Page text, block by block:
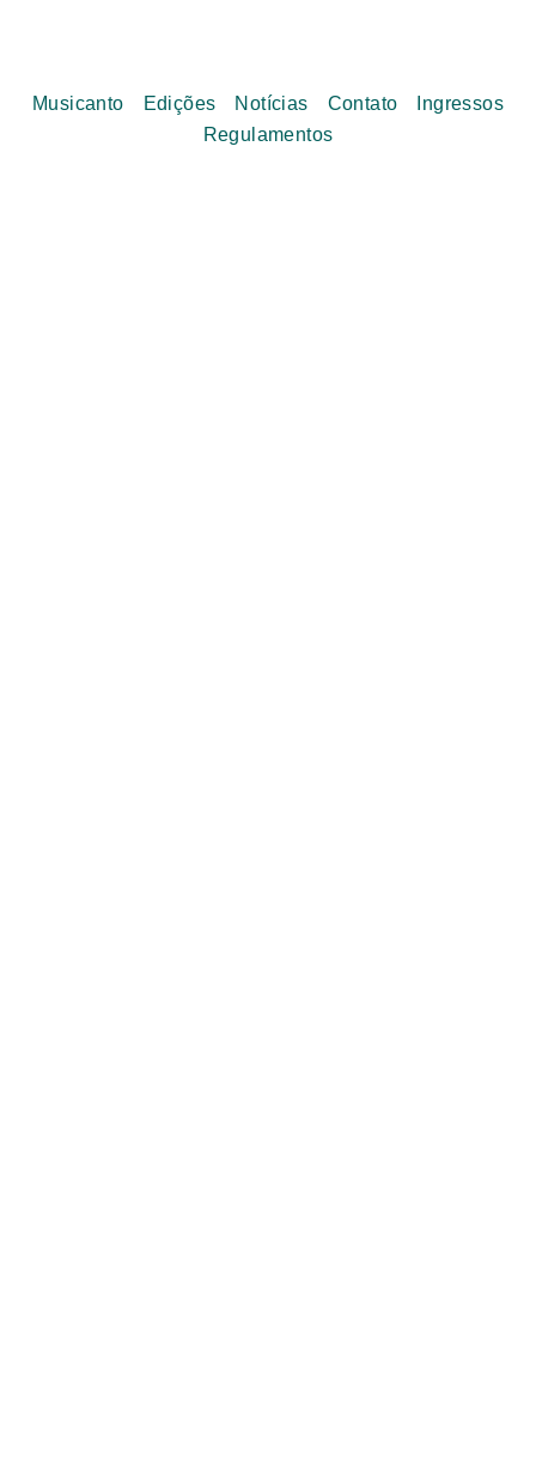
Musicanto Edições Notícias Contato
Ingressos
Regulamentos